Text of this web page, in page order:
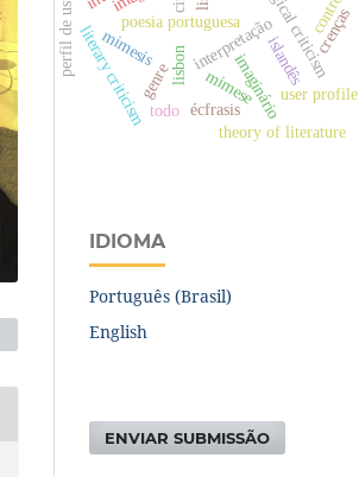
interpretação
lisbon
poesia portuguesa
imaginário
mimesis
literary criticism
theory of literature
mimese
écfrasis
crenças
user profile
genre
todo
islandês
IDIOMA
Português (Brasil)
English
ENVIAR SUBMISSÃO